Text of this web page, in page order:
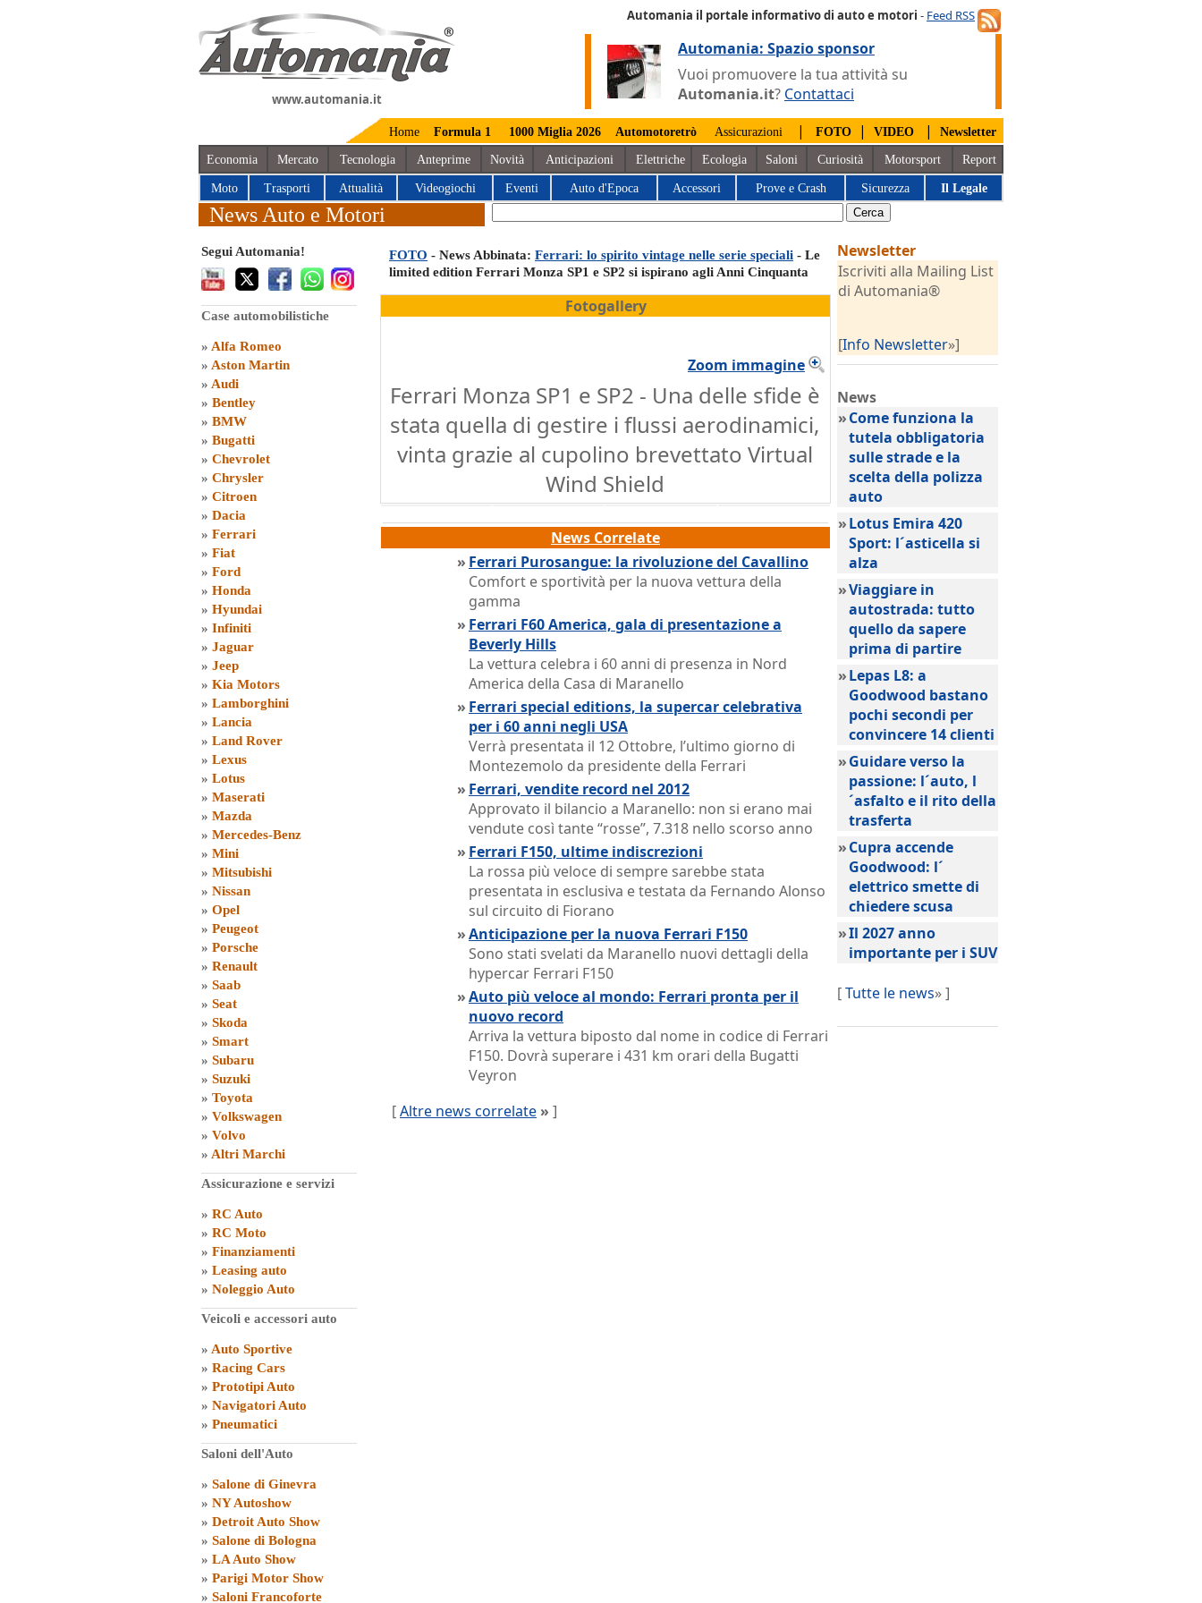
www.automania.it
Automania il portale informativo di auto e motori - Feed RSS
Automania: Spazio sponsor
Vuoi promuovere la tua attività su
Automania.it? Contattaci
Home Formula 1 1000 Miglia 2026 Automotoretrò Assicurazioni | FOTO | VIDEO | Newsletter
Economia Mercato Tecnologia Anteprime Novità Anticipazioni Elettriche Ecologia Saloni Curiosità Motorsport Report
Moto Trasporti Attualità Videogiochi Eventi Auto d'Epoca Accessori Prove e Crash Sicurezza Il Legale
News Auto e Motori
Segui Automania!
Case automobilistiche
» Alfa Romeo
» Aston Martin
» Audi
» Bentley
» BMW
» Bugatti
» Chevrolet
» Chrysler
» Citroen
» Dacia
» Ferrari
» Fiat
» Ford
» Honda
» Hyundai
» Infiniti
» Jaguar
» Jeep
» Kia Motors
» Lamborghini
» Lancia
» Land Rover
» Lexus
» Lotus
» Maserati
» Mazda
» Mercedes-Benz
» Mini
» Mitsubishi
» Nissan
» Opel
» Peugeot
» Porsche
» Renault
» Saab
» Seat
» Skoda
» Smart
» Subaru
» Suzuki
» Toyota
» Volkswagen
» Volvo
» Altri Marchi
Assicurazione e servizi
» RC Auto
» RC Moto
» Finanziamenti
» Leasing auto
» Noleggio Auto
Veicoli e accessori auto
» Auto Sportive
» Racing Cars
» Prototipi Auto
» Navigatori Auto
» Pneumatici
Saloni dell'Auto
» Salone di Ginevra
» NY Autoshow
» Detroit Auto Show
» Salone di Bologna
» LA Auto Show
» Parigi Motor Show
» Saloni Francoforte
FOTO - News Abbinata: Ferrari: lo spirito vintage nelle serie speciali - Le
limited edition Ferrari Monza SP1 e SP2 si ispirano agli Anni Cinquanta
Fotogallery
Zoom immagine
Ferrari Monza SP1 e SP2 - Una delle sfide è
stata quella di gestire i flussi aerodinamici,
vinta grazie al cupolino brevettato Virtual
Wind Shield
News Correlate
» Ferrari Purosangue: la rivoluzione del Cavallino
Comfort e sportività per la nuova vettura della
gamma
» Ferrari F60 America, gala di presentazione a
Beverly Hills
La vettura celebra i 60 anni di presenza in Nord
America della Casa di Maranello
» Ferrari special editions, la supercar celebrativa
per i 60 anni negli USA
Verrà presentata il 12 Ottobre, l’ultimo giorno di
Montezemolo da presidente della Ferrari
» Ferrari, vendite record nel 2012
Approvato il bilancio a Maranello: non si erano mai
vendute così tante “rosse”, 7.318 nello scorso anno
» Ferrari F150, ultime indiscrezioni
La rossa più veloce di sempre sarebbe stata
presentata in esclusiva e testata da Fernando Alonso
sul circuito di Fiorano
»Anticipazione per la nuova Ferrari F150
Sono stati svelati da Maranello nuovi dettagli della
hypercar Ferrari F150
»Auto più veloce al mondo: Ferrari pronta per il
nuovo record
Arriva la vettura biposto dal nome in codice di Ferrari
F150. Dovrà superare i 431 km orari della Bugatti
Veyron
[Altre news correlate » ]
Newsletter
Iscriviti alla Mailing List
di Automania®
[Info Newsletter»]
News
»Come funziona la
tutela obbligatoria
sulle strade e la
scelta della polizza
auto
»Lotus Emira 420
Sport: l´asticella si
alza
»Viaggiare in
autostrada: tutto
quello da sapere
prima di partire
»Lepas L8: a
Goodwood bastano
pochi secondi per
convincere 14 clienti
»Guidare verso la
passione: l´auto, l
´asfalto e il rito della
trasferta
»Cupra accende
Goodwood: l´
elettrico smette di
chiedere scusa
»Il 2027 anno
importante per i SUV
[Tutte le news» ]